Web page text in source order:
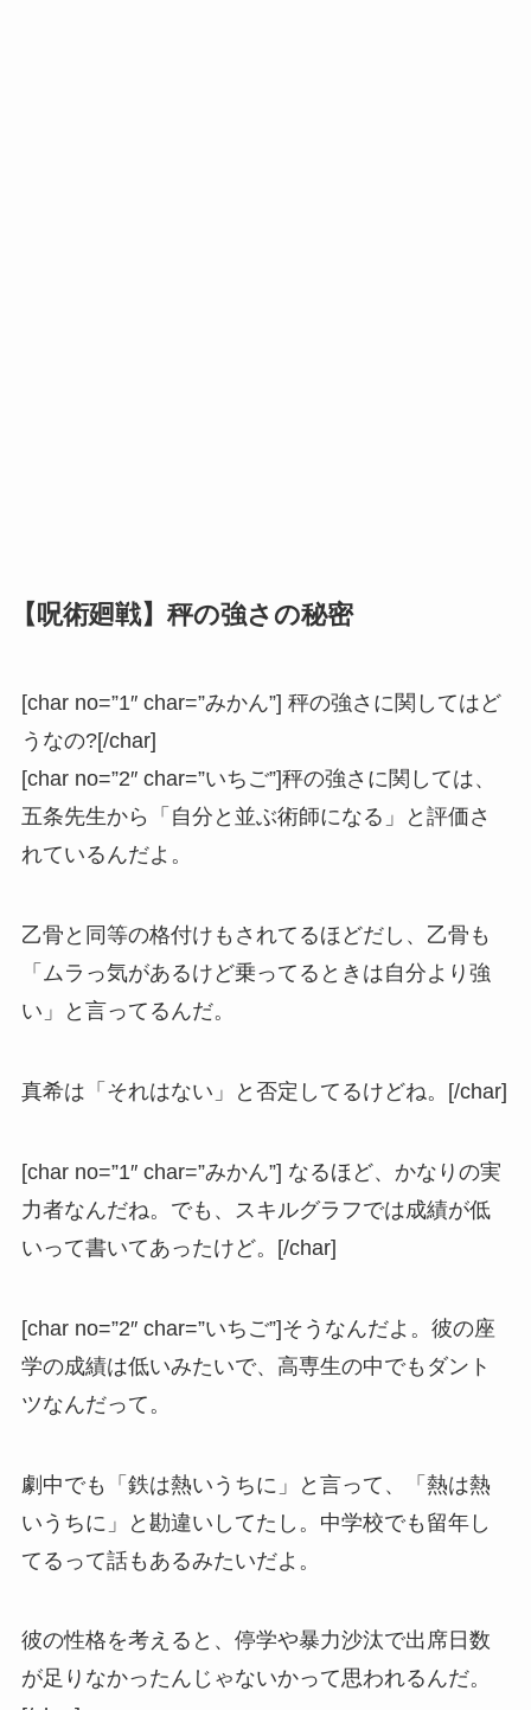
【呪術廻戦】秤の強さの秘密
[char no=”1″ char=”みかん”] 秤の強さに関してはど
うなの?[/char]
[char no=”2″ char=”いちご”]秤の強さに関しては、
五条先生から「自分と並ぶ術師になる」と評価さ
れているんだよ。
乙骨と同等の格付けもされてるほどだし、乙骨も
「ムラっ気があるけど乗ってるときは自分より強
い」と言ってるんだ。
真希は「それはない」と否定してるけどね。[/char]
[char no=”1″ char=”みかん”] なるほど、かなりの実
力者なんだね。でも、スキルグラフでは成績が低
いって書いてあったけど。[/char]
[char no=”2″ char=”いちご”]そうなんだよ。彼の座
学の成績は低いみたいで、高専生の中でもダント
ツなんだって。
劇中でも「鉄は熱いうちに」と言って、「熱は熱
いうちに」と勘違いしてたし。中学校でも留年し
てるって話もあるみたいだよ。
彼の性格を考えると、停学や暴力沙汰で出席日数
が足りなかったんじゃないかって思われるんだ。